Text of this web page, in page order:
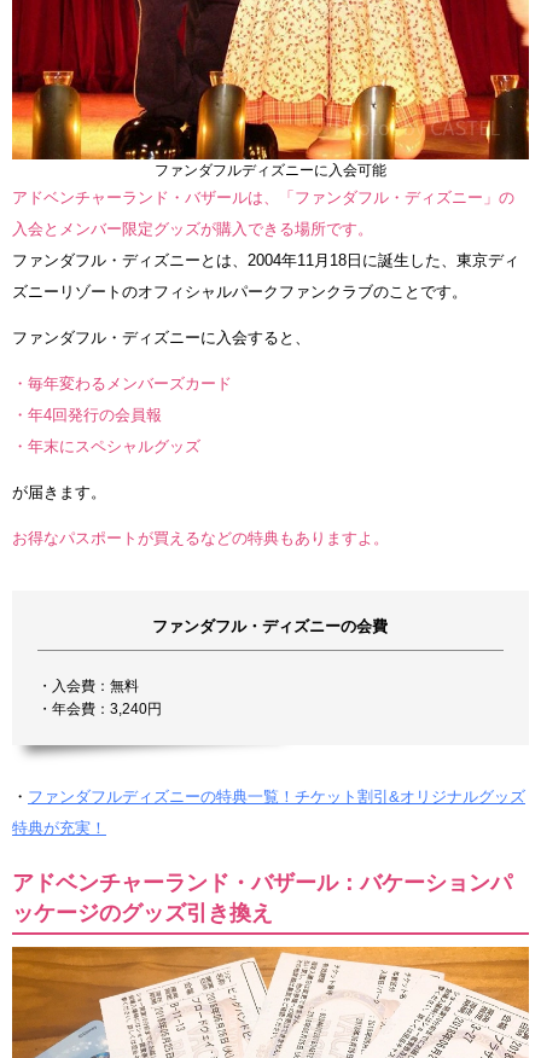
ファンダフルディズニーに入会可能
アドベンチャーランド・バザールは、「ファンダフル・ディズニー」の
入会とメンバー限定グッズが購入できる場所です。
ファンダフル・ディズニーとは、2004年11月18日に誕生した、東京ディ
ズニーリゾートのオフィシャルパークファンクラブのことです。
ファンダフル・ディズニーに入会すると、
・毎年変わるメンバーズカード
・年4回発行の会員報
・年末にスペシャルグッズ
が届きます。
お得なパスポートが買えるなどの特典もありますよ。
ファンダフル・ディズニーの会費
・入会費：無料
・年会費：3,240円
・ ファンダフルディズニーの特典一覧！チケット割引&オリジナルグッズ
特典が充実！
アドベンチャーランド・バザール：バケーションパ
ッケージのグッズ引き換え